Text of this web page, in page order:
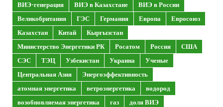
ВИЭ-генерация
ВИЭ в Казахстане
ВИЭ в России
Великобритания
ГЭС Германия Европа
Евросоюз
Казахстан
Китай
Кыргызстан
Министерство Энергетики РК
Росатом Россия
США
СЭС
ТЭЦ Узбекистан Украина
Ученые
Центральная Азия
Энергоэффективность
атомная энергетика
ветроэнергетика
водород
возобновляемая энергетика
газ
доля ВИЭ